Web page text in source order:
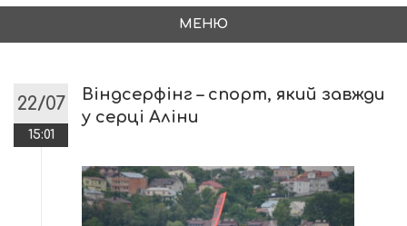
МЕНЮ
content
22/07
15:01
Віндсерфінг – спорт, який завжди
у серці Аліни